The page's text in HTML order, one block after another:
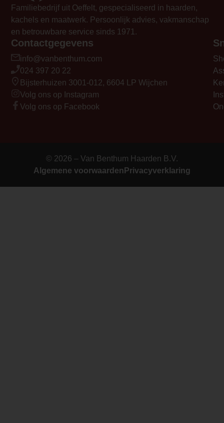
Familiebedrijf uit Oeffelt, gespecialiseerd in haarden,
kachels en maatwerk. Persoonlijk advies, vakmanschap
en betrouwbare service sinds 1971.
Contactgegevens
info@vanbenthum.com
024 397 20 22
Bijsterhuizen 3001-012, 6604 LP Wijchen
Volg ons op Instagram
Volg ons op Facebook
© 2026 – Van Benthum Haarden B.V.
Algemene voorwaarden Privacyverklaring